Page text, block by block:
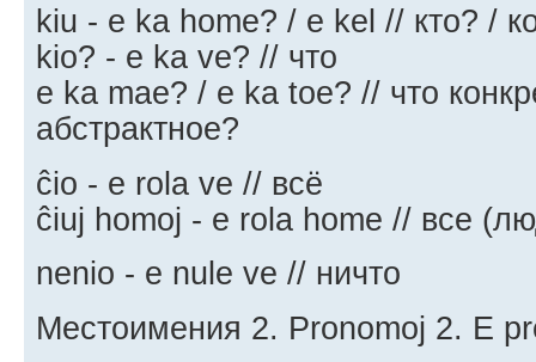
kiu - e ka home? / e kel // кто? /
kio? - e ka ve? // что
e ka mae? / e ka toe? // что
абстрактное?
ĉio - e rola ve // всё
ĉiuj homoj - e rola home // все
nenio - e nule ve // ничто
Местоимения 2. Pronomoj 2. E